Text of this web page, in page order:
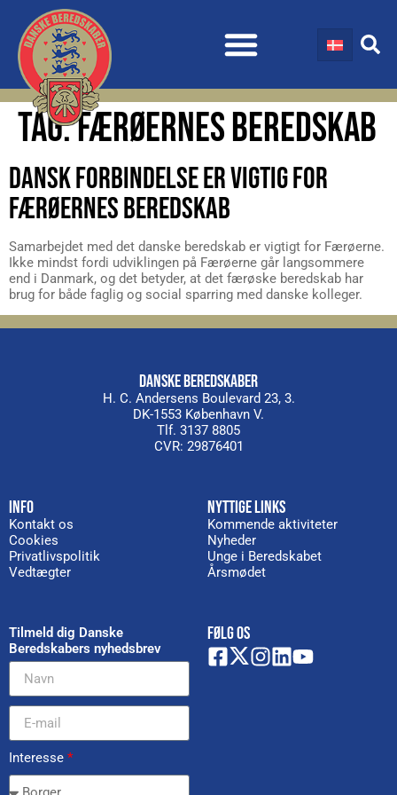
TAG:FÆRØERNES BEREDSKAB
DANSK FORBINDELSE ER VIGTIG FOR
FÆRØERNES BEREDSKAB
Samarbejdet med det danske beredskab er vigtigt for Færøerne.
Ikke mindst fordi udviklingen på Færøerne går langsommere
end i Danmark, og det betyder, at det færøske beredskab har
brug for både faglig og social sparring med danske kolleger.
DANSKE BEREDSKABER
H. C. Andersens Boulevard 23, 3.
DK-1553 København V.
Tlf. 3137 8805
CVR: 29876401
INFO
Kontakt os
Cookies
Privatlivspolitik
Vedtægter
NYTTIGE LINKS
Kommende aktiviteter
Nyheder
Unge i Beredskabet
Årsmødet
Tilmeld dig Danske
Beredskabers nyhedsbrev
Interesse *
FØLG OS